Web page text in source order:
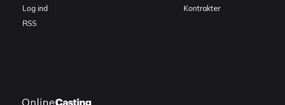
Log ind
RSS
Kontrakter